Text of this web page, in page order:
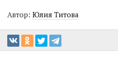
Автор: Юлия Титова